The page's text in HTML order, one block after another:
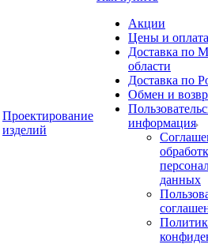
Проектирование
изделий
Акции
Цены и оплата
Доставка по
области
Доставка по
Обмен и
информация
данных